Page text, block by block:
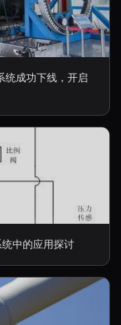
统成功下线，开启
中的应用探讨